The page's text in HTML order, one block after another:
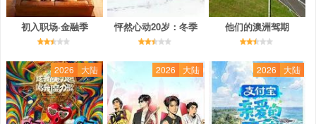
初入职场·金融季 怦然心动20岁：冬季 他们的澳洲驾期
2026 大陆 2026 大陆 2026 大陆